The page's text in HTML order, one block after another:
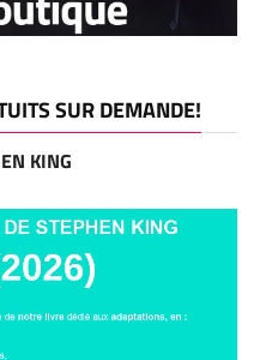
SUR DEMANDE!
KING